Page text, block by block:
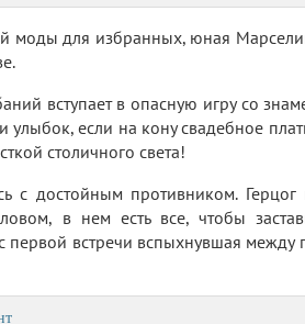
моды для избранных, юная
вступает в опасную игру со
улыбок, если на кону свадебное
столичного света!
с достойным противником.
в нем есть все, чтобы
встречи вспыхнувшая между